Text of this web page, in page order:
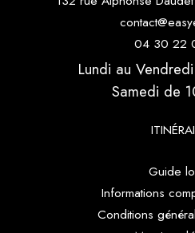
04 30 22
Lundi au
Samedi de
Guide
Informations
Conditions